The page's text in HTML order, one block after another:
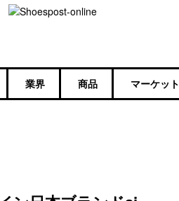
業界 商品 マーケット